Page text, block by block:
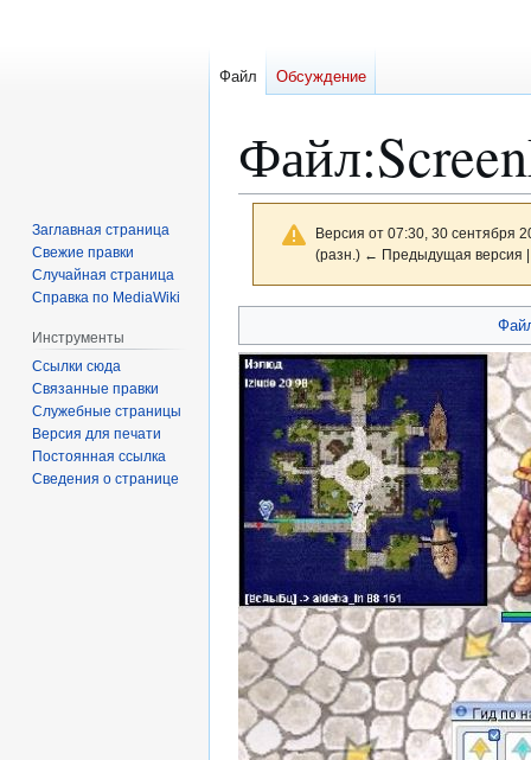
Файл:
Версия от 07:30, 30 сентября
(разн.) ← Предыдущая версия
к
навигации
к
поиску
Файл Обсуждение
Заглавная страница
Свежие правки
Случайная страница
Справка по MediaWiki
Инструменты
Ссылки сюда
Связанные правки
Служебные страницы
Версия для печати
Постоянная ссылка
Сведения о странице